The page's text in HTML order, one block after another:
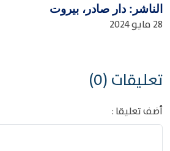
الناشر: دار صادر، بيروت
28 مايو 2024
تعليقات (0)
أضف تعليقا :